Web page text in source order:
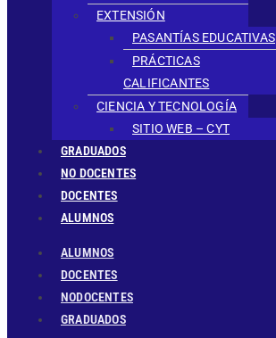
EXTENSIÓN
PASANTÍAS EDUCATIVAS
PRÁCTICAS
CALIFICANTES
CIENCIA Y TECNOLOGÍA
SITIO WEB – CYT
GRADUADOS
NO DOCENTES
DOCENTES
ALUMNOS
Menú
ALUMNOS
DOCENTES
NODOCENTES
GRADUADOS